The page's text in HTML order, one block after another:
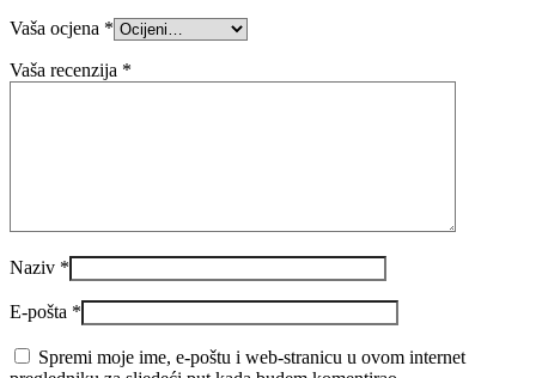
Vaša ocjena *
Vaša recenzija *
Naziv *
E-pošta *
Spremi moje ime, e-poštu i web-stranicu u ovom internet